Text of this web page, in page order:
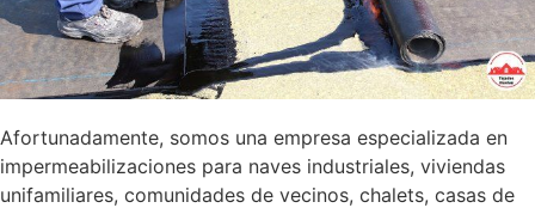
Afortunadamente, somos una empresa especializada en
impermeabilizaciones para naves industriales, viviendas
unifamiliares, comunidades de vecinos, chalets, casas de